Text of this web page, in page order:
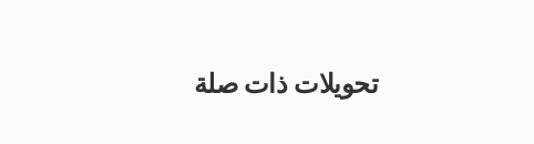
تحويلات ذات صلة